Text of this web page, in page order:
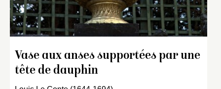
Vase aux anses supportées par une
tête de dauphin